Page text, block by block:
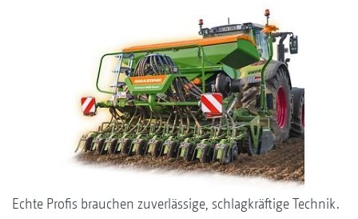
Echte Profis brauchen zuverlässige, schlagkräftige Technik.